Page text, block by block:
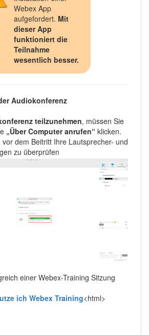
Webex App
aufgefordert. Mit
dieser App
funktioniert die
Teilnahme
wesentlich besser.
Audiokonferenz
teilzunehmen, müssen Sie
„Über Computer anrufen“ klicken.
dem Beitritt Ihre Lautsprecher- und
zu überprüfen
einer Webex-Training Sitzung
ich Webex Training<html>